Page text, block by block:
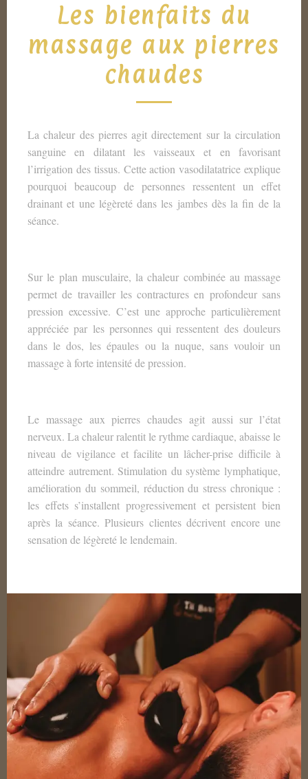
Les bienfaits du
massage aux pierres
chaudes
La chaleur des pierres agit directement sur la circulation
sanguine en dilatant les vaisseaux et en favorisant
l’irrigation des tissus. Cette action vasodilatatrice explique
pourquoi beaucoup de personnes ressentent un effet
drainant et une légèreté dans les jambes dès la fin de la
séance.
Sur le plan musculaire, la chaleur combinée au massage
permet de travailler les contractures en profondeur sans
pression excessive. C’est une approche particulièrement
appréciée par les personnes qui ressentent des douleurs
dans le dos, les épaules ou la nuque, sans vouloir un
massage à forte intensité de pression.
Le massage aux pierres chaudes agit aussi sur l’état
nerveux. La chaleur ralentit le rythme cardiaque, abaisse le
niveau de vigilance et facilite un lâcher-prise difficile à
atteindre autrement. Stimulation du système lymphatique,
amélioration du sommeil, réduction du stress chronique :
les effets s’installent progressivement et persistent bien
après la séance. Plusieurs clientes décrivent encore une
sensation de légèreté le lendemain.